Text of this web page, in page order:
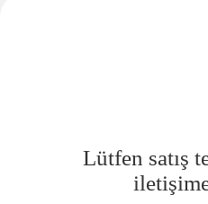
Lütfen satış